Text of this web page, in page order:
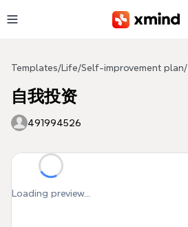
Templates/ Life/Self-improvement plan/
自我投资
491994526
Loading preview...